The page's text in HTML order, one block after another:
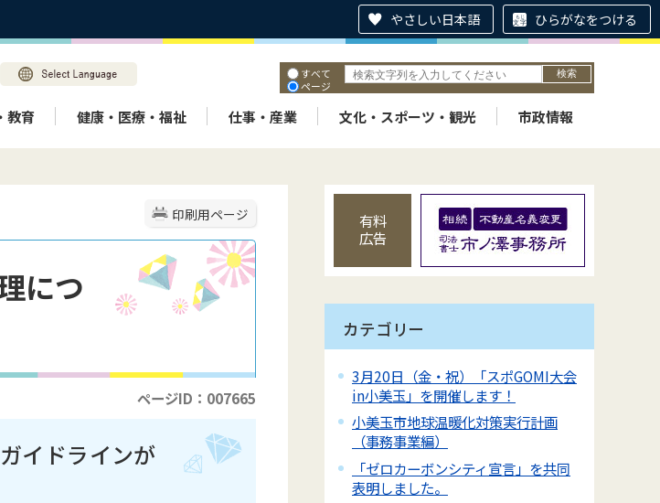
やさしい日本語 ひらがなをつける
すべて
ページ
教育 健康・医療・福祉 仕事・産業 文化・スポーツ・観光 市政情報
印刷用ページ
につ
ページID：007665
イドラインが
有料
広告
カテゴリー
3月20日（金・祝）「スポGOMI大会
in小美玉」を開催します！
小美玉市地球温暖化対策実行計画
（事務事業編）
「ゼロカーボンシティ宣言」を共同
表明しました。